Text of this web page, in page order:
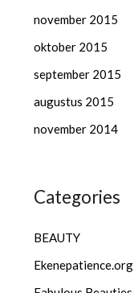
november 2015
oktober 2015
september 2015
augustus 2015
november 2014
Categories
BEAUTY
Ekenepatience.org